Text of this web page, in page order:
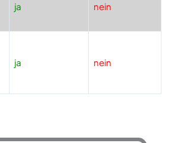
ja nein
ja nein